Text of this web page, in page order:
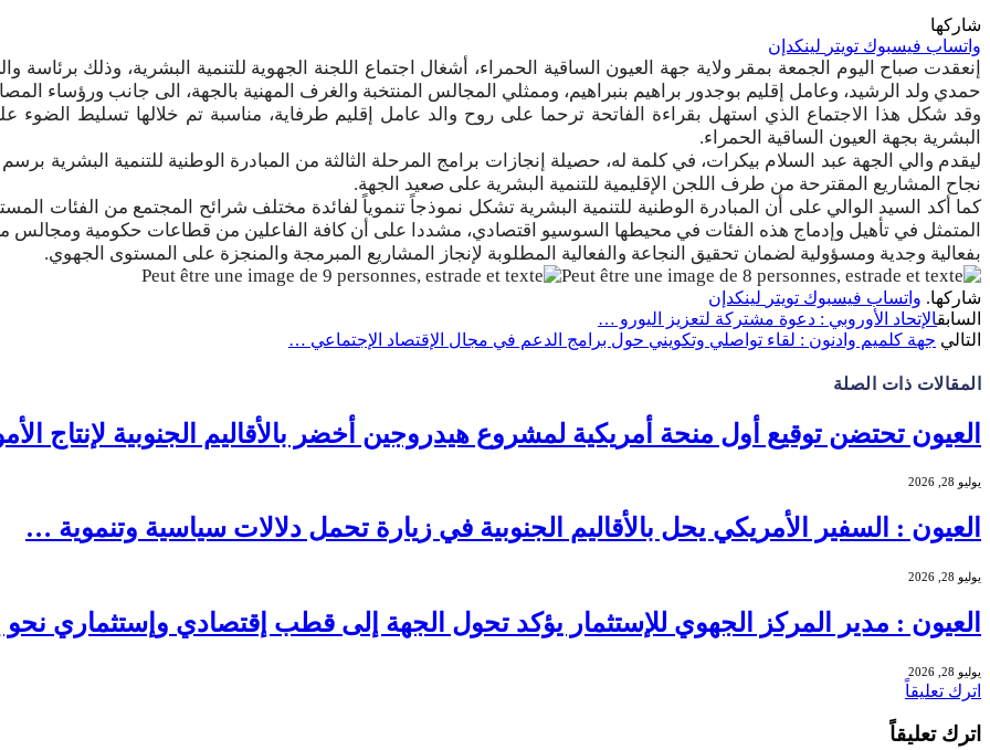
شاركها
واتساب فيسبوك تويتر لينكدإن
إنعقدت صباح اليوم الجمعة بمقر ولاية جهة العيون الساقية الحمراء، أشغال اجتماع اللجنة الجهوية للتنمية البشرية، وذلك
حمدي ولد الرشيد، وعامل إقليم بوجدور براهيم بنبراهيم، وممثلي المجالس المنتخبة والغرف المهنية بالجهة، الى جانب ورؤساء
وقد شكل هذا الاجتماع الذي استهل بقراءة الفاتحة ترحما على روح والد عامل إقليم طرفاية، مناسبة تم خلالها تسليط الضوء على
البشرية بجهة العيون الساقية الحمراء.
نجاح المشاريع المقترحة من طرف اللجن الإقليمية للتنمية البشرية على صعيد الجهة.
كما أكد السيد الوالي على أن المبادرة الوطنية للتنمية البشرية تشكل نموذجاً تنموياً لفائدة مختلف شرائح المجتمع من الفئات
المتمثل في تأهيل وإدماج هذه الفئات في محيطها السوسيو اقتصادي، مشددا على أن كافة الفاعلين من قطاعات حكومية ومجالس
بفعالية وجدية ومسؤولية لضمان تحقيق النجاعة والفعالية المطلوبة لإنجاز المشاريع المبرمجة والمنجزة على المستوى الجهوي.
شاركها. واتساب فيسبوك تويتر لينكدإن
السابقالإتحاد الأوروبي : دعوة مشتركة لتعزيز اليورو …
التالي جهة كلميم وادنون : لقاء تواصلي وتكويني حول برامج الدعم في مجال الإقتصاد الإجتماعي …
المقالات ذات الصلة
العيون تحتضن توقيع أول منحة أمريكية لمشروع هيدروجين أخضر بالأقاليم الجنوبية لإنتاج
يوليو 28, 2026
العيون : السفير الأمريكي يحل بالأقاليم الجنوبية في زيارة تحمل دلالات سياسية وتنموية …
يوليو 28, 2026
العيون : مدير المركز الجهوي للإستثمار يؤكد تحول الجهة إلى قطب إقتصادي وإستثماري نحو
يوليو 28, 2026
اترك تعليقاً
اترك تعليقاً